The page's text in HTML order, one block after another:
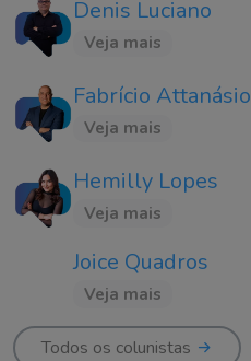
Denis Luciano
Veja mais
Fabrício Attanásio
Veja mais
Hemilly Lopes
Veja mais
Joice Quadros
Veja mais
Todos os colunistas